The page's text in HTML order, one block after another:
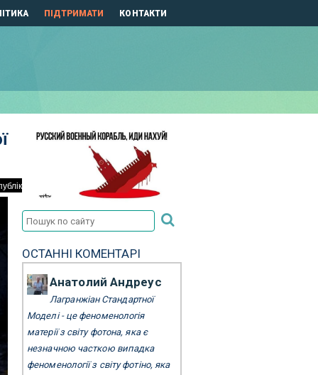
ПІДТРИМАТИ КОНТАКТИ
ОСТАННІ КОМЕНТАРІ
Анатолий Андреус
Лагранжіан Стандартної
Моделі - це феноменологія
матерії з світу фотона, яка є
незначною часткою випадка
феноменології з світу фотіно, яка